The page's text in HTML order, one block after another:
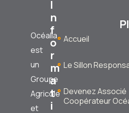
Océalia
est
un
Groupe
Agricole
et
I
n
f
o
r
m
a
t
i
Accueil
Le Sillon
Devenez Associé
Coopérateur